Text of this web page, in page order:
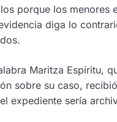
porque los
diga lo
Maritza Espíritu,
sobre su caso,
expediente sería